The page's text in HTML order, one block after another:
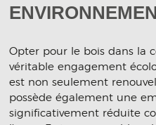
Opter pour le bois dans la
véritable engagement
est non seulement
possède également une
significativement réduite